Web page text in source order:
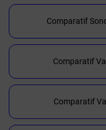
Comparatif
Comparatif
Comparatif